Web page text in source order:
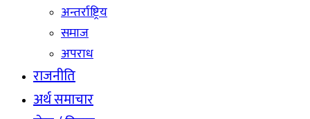
अन्तर्राष्ट्रिय
समाज
अपराध
राजनीति
अर्थ समाचार